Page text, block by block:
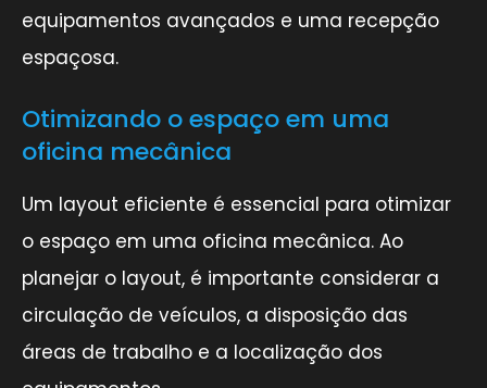
equipamentos avançados e uma recepção
espaçosa.
Otimizando o espaço em uma
oficina mecânica
Um layout eficiente é essencial para otimizar
o espaço em uma oficina mecânica. Ao
planejar o layout, é importante considerar a
circulação de veículos, a disposição das
áreas de trabalho e a localização dos